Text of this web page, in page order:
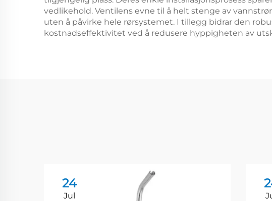
vedlikehold. Ventilens evne til å helt stenge av
uten å påvirke hele rørsystemet. I tillegg bidrar den
kostnadseffektivitet ved å redusere hyppigheten av
24
Jul